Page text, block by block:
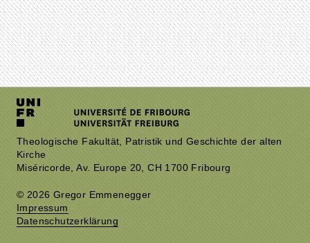
Theologische Fakultät, Patristik und Geschichte der alten
Kirche
Miséricorde, Av. Europe 20, CH 1700 Fribourg
© 2026 Gregor Emmenegger
Impressum
Datenschutzerklärung